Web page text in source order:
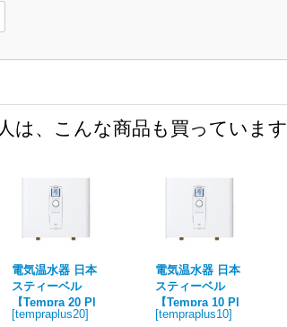
は、こんな商品も買っています
電気温水器 日本
スティーベル
【Tempra 20 Pl
us】 瞬間式電気
[tempraplus20]
電気温水器 日本
スティーベル
【Tempra 10 Pl
us】 瞬間式電気
[tempraplus10]